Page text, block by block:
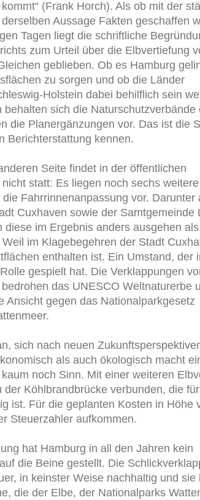
(Frank Horch). Als ob mit der
Aussage Fakten geschaffen
Tagen liegt die schriftliche
zum Urteil über die Elbvertiefung
geblieben. Ob es Hamburg
zu sorgen und ob die Länder
Holstein dabei behilflich sein
behalten sich die Naturschutzverbände
die Planergänzungen vor. Das ist die
Berichterstattung kennen.
Seite findet in der öffentlichen
statt: Es liegen noch sechs weitere
Fahrrinnenanpassung vor. Darunter
Cuxhaven sowie der Samtgemeinde
diese im Ergebnis anders ausgehen
im Klagebegehren der Stadt
enthalten ist. Ein Umstand, der
gespielt hat. Die Verklappungen
das UNESCO Weltnaturerbe
Ansicht gegen das Nationalparkgesetz
sich nach neuen
als auch ökologisch macht
noch Sinn. Mit einer weiteren
der Köhlbrandbrücke verbunden, die
ist. Für die geplanten Kosten in Höhe
Steuerzahler aufkommen.
hat Hamburg in all den Jahren kein
die Beine gestellt. Die
in keinster Weise nachhaltig und sie
die der Elbe, der Nationalparks